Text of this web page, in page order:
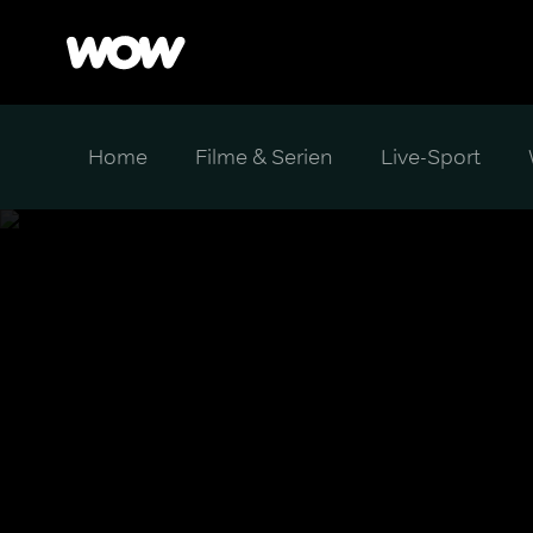
Home Filme & Serien Live-Sport